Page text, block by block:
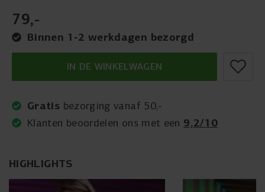
HIGHLIGHTS
79,-
Binnen 1-2 werkdagen bezorgd
IN DE WINKELWAGEN
Gratis bezorging vanaf 50,-
Klanten beoordelen ons met een 9,2/10